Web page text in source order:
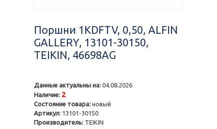
Поршни 1KDFTV, 0,50, ALFIN
GALLERY, 13101-30150,
TEIKIN, 46698AG
Данные актуальны на: 04.08.2026
Наличие: 2
Состояние товара: новый
Артикул: 13101-30150
Производитель: TEIKIN